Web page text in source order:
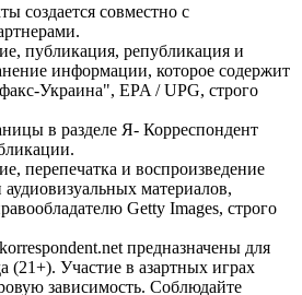
создается совместно с
публикация, републикация и
информации, которое содержит
Украина", EPA / UPG, строго
в разделе Я- Корреспондент
перепечатка и воспроизведение
материалов,
Getty Images, строго
предназначены для
(21+). Участие в азартных играх
зависимость. Соблюдайте